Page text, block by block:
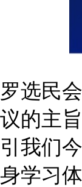
罗选民
议的主
引我们
身学习